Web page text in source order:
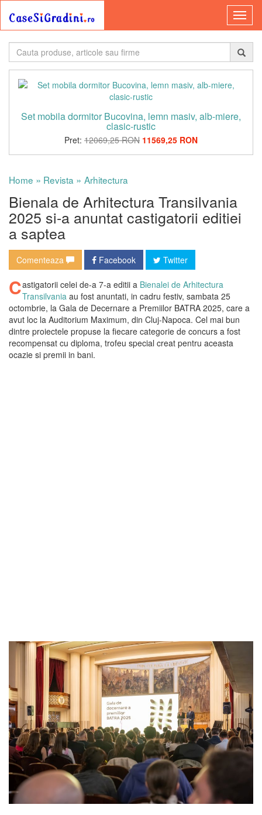
Set mobila dormitor Bucovina, lemn masiv, alb-miere,
clasic-rustic
Pret: 12069,25 RON 11569,25 RON
Home » Revista » Arhitectura
Bienala de Arhitectura Transilvania
2025 si-a anuntat castigatorii editiei
a saptea
Comenteaza Facebook Twitter
Castigatorii celei de-a 7-a editii a Bienalei de Arhitectura
Transilvania au fost anuntati, in cadru festiv, sambata 25
octombrie, la Gala de Decernare a Premiilor BATRA 2025, care a
avut loc la Auditorium Maximum, din Cluj-Napoca. Cel mai bun
dintre proiectele propuse la fiecare categorie de concurs a fost
recompensat cu diploma, trofeu special creat pentru aceasta
ocazie si premii in bani.